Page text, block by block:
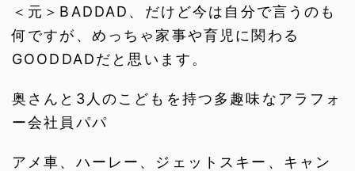
＜元＞BADDAD、だけど今は自分で言うのも
何ですが、めっちゃ家事や育児に関わる
GOODDADだと思います。
奥さんと3人のこどもを持つ多趣味なアラフォ
ー会社員パパ
アメ車、ハーレー、ジェットスキー、キャン